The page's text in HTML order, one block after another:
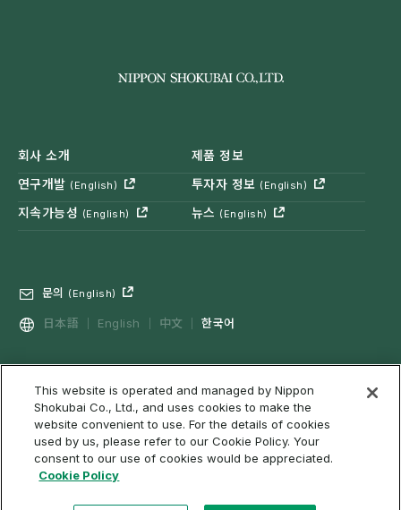
회사 소개
제품 정보
연구개발 (English) 투자자 정보 (English)
지속가능성 (English) 뉴스 (English)
문의 (English)
日本語 English 中文 한국어
프라이버시 정책 소셜 미디어 정책(English)
쿠키 정책(English) 이용 조건, 면책사항 등을 웹 접근성
사이트맵
This website is operated and managed by Nippon
Shokubai Co., Ltd., and uses cookies to make the
website convenient to use. For the details of cookies
used by us, please refer to our Cookie Policy. Your
consent to our use of cookies would be appreciated.
Cookie Policy